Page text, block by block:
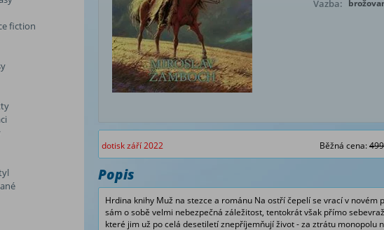
fiction
Vazba:
dotisk září 2022 Běžná cena:
Popis
Hrdina knihy Muž na stezce a románu Na ostří čepelí se vrací v
sám o sobě velmi nebezpečná záležitost, tentokrát však přímo
které jim už po celá desetiletí znepříjemňují život - za ztrátu monopolu